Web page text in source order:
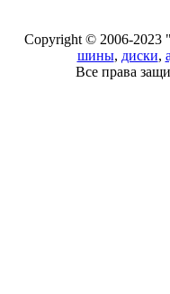
Copyright © 2006-2023 "
шины, диски,
Все права